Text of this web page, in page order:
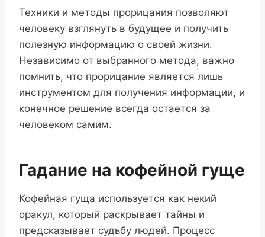
Техники и методы прорицания позволяют
человеку взглянуть в будущее и получить
полезную информацию о своей жизни.
Независимо от выбранного метода, важно
помнить, что прорицание является лишь
инструментом для получения информации, и
конечное решение всегда остается за
человеком самим.
Гадание на кофейной гуще
Кофейная гуща используется как некий
оракул, который раскрывает тайны и
предсказывает судьбу людей. Процесс